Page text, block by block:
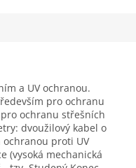
a UV ochranou.
pro ochranu
ochranu střešních
dvoužilový kabel o
proti UV
(vysoká mechanická